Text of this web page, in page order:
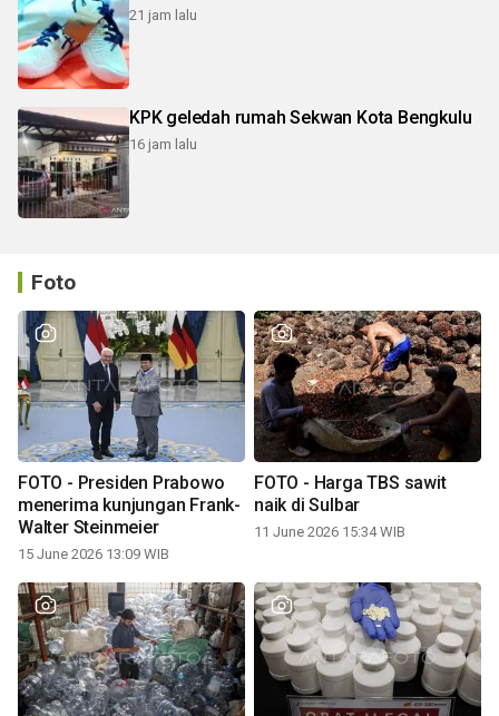
21 jam lalu
KPK geledah rumah Sekwan Kota Bengkulu
16 jam lalu
Foto
FOTO - Presiden Prabowo
menerima kunjungan Frank-
Walter Steinmeier
15 June 2026 13:09 WIB
FOTO - Harga TBS sawit
naik di Sulbar
11 June 2026 15:34 WIB